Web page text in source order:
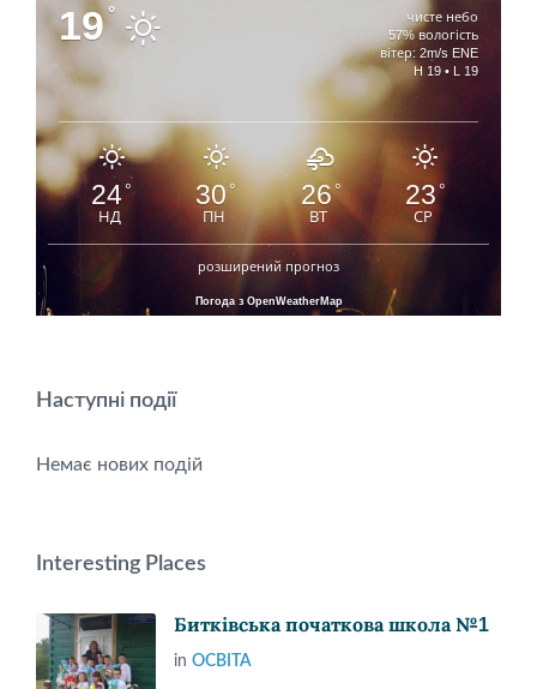
19°
чисте небо
57% вологість
вітер: 2m/s ENE
H 19 • L 19
24 °
НД
30°
ПН
26°
ВТ
23°
СР
розширений прогноз
Погода з OpenWeatherMap
Наступні події
Немає нових подій
Interesting Places
Битківська початкова школа №1
in ОСВІТА